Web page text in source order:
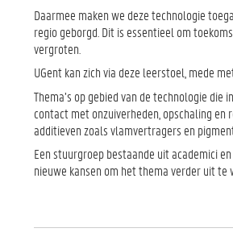
Daarmee maken we deze technologie
regio geborgd. Dit is essentieel om
vergroten.
UGent kan zich via deze leerstoel, mede
Thema’s op gebied van de technologie
contact met onzuiverheden, opschaling
additieven zoals vlamvertragers en
Een stuurgroep bestaande uit academici
nieuwe kansen om het thema verder uit te